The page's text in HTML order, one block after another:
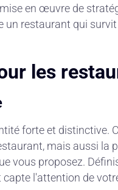
en œuvre de
un restaurant qui
les
forte et distinctive.
mais aussi la
vous proposez.
l'attention de